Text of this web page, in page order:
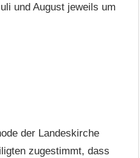
und August jeweils um
der Landeskirche
zugestimmt, dass